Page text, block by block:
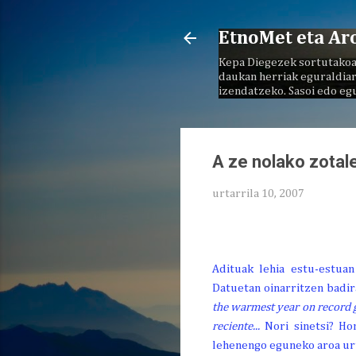
EtnoMet eta
Kepa Diegezek
daukan herriak
izendatzeko. Sasoi edo
A ze nolako
urtarrila 10, 2007
Adituak lehia estu-
Datuetan oinarritzen
the warmest year on record
reciente... Nori sinetsi?
lehenengo eguneko aroa